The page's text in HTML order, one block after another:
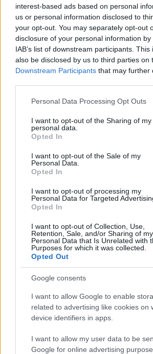
interest-based ads based on personal
us or personal information disclosed to
your opt-out. You may separately opt-out
disclosure of your personal information
IAB’s list of downstream participants.
also be disclosed by us to third parties on
Downstream Participants that may further
Please note that this website/app uses
not limited to your visit or usage
grant or deny consent to Google and its
use your data for below specified
consent section.
Personal Data Processing Opt Outs
I want to opt-out of the Sharing of my
personal data.
Opted In
I want to opt-out of the Sale of my
Personal Data.
Opted In
I want to opt-out of processing my
Personal Data for Targeted
Opted In
I want to opt-out of Collection, Use,
Retention, Sale, and/or Sharing of my
Personal Data that Is Unrelated with
Purposes for which it was collected.
Opted Out
Google consents
I want to allow Google to enable
related to advertising like cookies on
device identifiers in apps.
I want to allow my user data to be
Google for online advertising
Inviaci le tue
i tuoi video e le
Su WhatsApp al
345 356 7512
da Google News
Condividi l'articolo
F
a
ce
b
o
o
k
T
w
it
te
r
Pi
n
re
st
W
h
s
A
p
p
S
h
re
Prossimo articolo
NOTIZIE RECENTI
Le previsioni meteo per il